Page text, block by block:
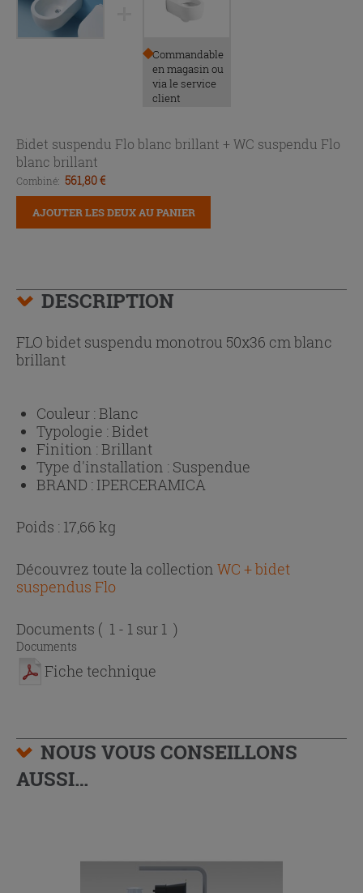
Commandable
en magasin ou
via le service
client
Bidet suspendu Flo blanc brillant + WC suspendu Flo
blanc brillant
Combiné: 561,80 €
AJOUTER LES DEUX AU PANIER
DESCRIPTION
FLO bidet suspendu monotrou 50x36 cm blanc
brillant
Couleur :Blanc
Typologie :Bidet
Finition :Brillant
Type d'installation : Suspendue
BRAND : IPERCERAMICA
Poids : 17,66 kg
Découvrez toute la collection WC + bidet
suspendus Flo
Documents ( 1 - 1 sur 1 )
Documents
Fiche technique
NOUS VOUS CONSEILLONS
AUSSI…